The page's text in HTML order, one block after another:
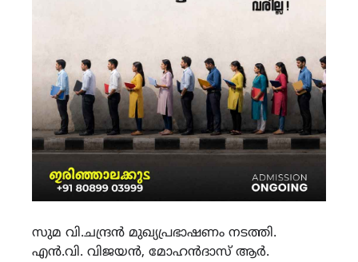
സുമ വി.ചന്ദ്രൻ മുഖ്യപ്രഭാഷണം നടത്തി.
എൻ.വി. വിജയൻ, മോഹൻദാസ് ആർ.